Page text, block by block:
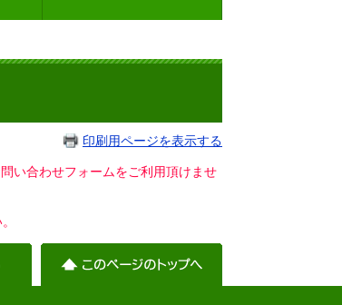
印刷用ページを表示する
い合わせフォームをご利用頂けませ